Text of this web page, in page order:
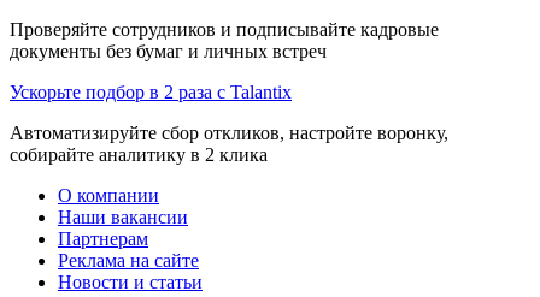
Проверяйте сотрудников и подписывайте кадровые
документы без бумаг и личных встреч
Ускорьте подбор в 2 раза с Talantix
Автоматизируйте сбор откликов, настройте воронку,
собирайте аналитику в 2 клика
О компании
Наши вакансии
Партнерам
Реклама на сайте
Новости и статьи